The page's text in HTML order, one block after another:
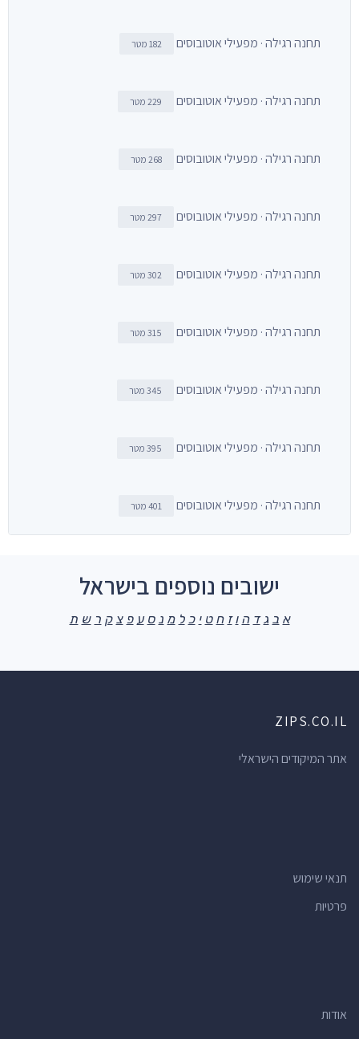
תחנה רגילה · מפעילי אוטובוסים 182 מטר
תחנה רגילה · מפעילי אוטובוסים 229 מטר
תחנה רגילה · מפעילי אוטובוסים 268 מטר
תחנה רגילה · מפעילי אוטובוסים 297 מטר
תחנה רגילה · מפעילי אוטובוסים 302 מטר
תחנה רגילה · מפעילי אוטובוסים 315 מטר
תחנה רגילה · מפעילי אוטובוסים 345 מטר
תחנה רגילה · מפעילי אוטובוסים 395 מטר
תחנה רגילה · מפעילי אוטובוסים 401 מטר
ישובים נוספים בישראל
א ב ג ד ה ו ז ח ט י כ ל מ נ ס ע פ צ ק ר ש ת
ZIPS.CO.IL
אתר המיקודים הישראלי
תנאי שימוש
פרטיות
אודות